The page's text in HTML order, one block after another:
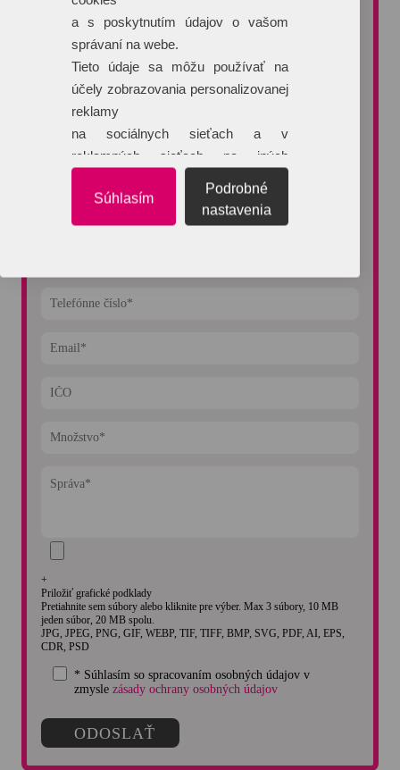
Potrebujete poradiť pri výbere reklamného predmetu alebo
Vyžiadajte si nezáväznú cenovú ponuku. Na dopyty reagujeme
do 60 minút.
+
Priložiť grafické podklady
Pretiahnite sem súbory alebo kliknite pre výber. Max 3 súbory, 10 MB
jeden súbor, 20 MB spolu.
JPG, JPEG, PNG, GIF, WEBP, TIF, TIFF, BMP, SVG, PDF, AI, EPS,
CDR, PSD
* Súhlasím so spracovaním osobných údajov v
zmysle zásady ochrany osobných údajov
a s poskytnutím údajov o vašom
správaní na webe.
Tieto údaje sa môžu používať na
účely zobrazovania personalizovanej
reklamy
na sociálnych sieťach a v
reklamných sieťach na iných
Súhlasím
Podrobné
nastavenia